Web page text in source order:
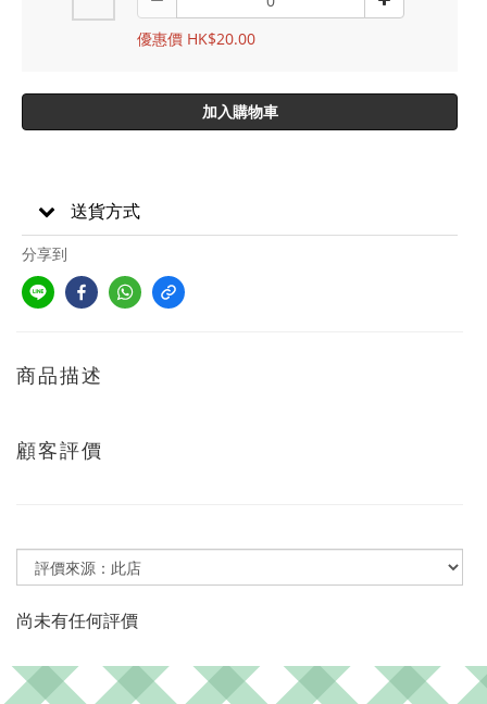
優惠價 HK$20.00
加入購物車
送貨方式
分享到
商品描述
顧客評價
尚未有任何評價